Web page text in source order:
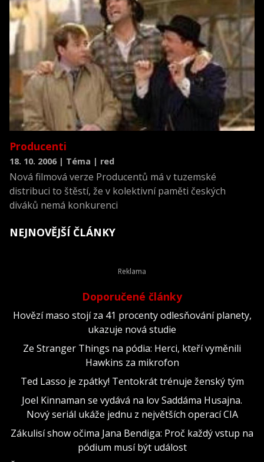
Producenti
18. 10. 2006 | Téma | red
Nová filmová verze Producentů má v tuzemské
distribuci to štěstí, že v kolektivní paměti českých
diváků nemá konkurenci
NEJNOVĚJŠÍ ČLÁNKY
Doporučené články
Hovězí maso stojí za 41 procenty odlesňování planety,
ukazuje nová studie
Ze Stranger Things na pódia: Herci, kteří vyměnili
Hawkins za mikrofon
Ted Lasso je zpátky! Tentokrát trénuje ženský tým
Joel Kinnaman se vydává na lov Saddáma Husajna.
Nový seriál ukáže jednu z největších operací CIA
Zákulisí show očima Jana Bendiga: Proč každý vstup na
pódium musí být událost